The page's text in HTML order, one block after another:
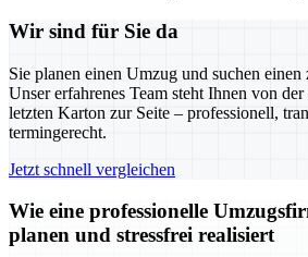
Wir sind für Sie da
Sie planen einen Umzug und suchen einen
Unser erfahrenes Team steht Ihnen von
letzten Karton zur Seite – professionell,
termingerecht.
Jetzt schnell vergleichen
Wie eine professionelle
planen und stressfrei realisiert